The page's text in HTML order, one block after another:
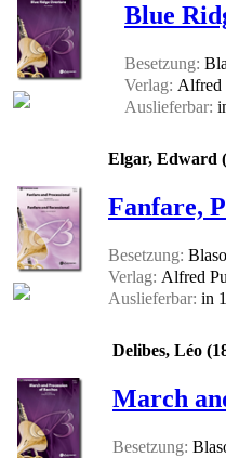
Blue
Besetzung:
Verlag: Alfred
Auslieferbar:
Elgar, Edward
Fanfare,
Besetzung:
Verlag: Alfred
Auslieferbar: in
Delibes, Léo
March
Besetzung: